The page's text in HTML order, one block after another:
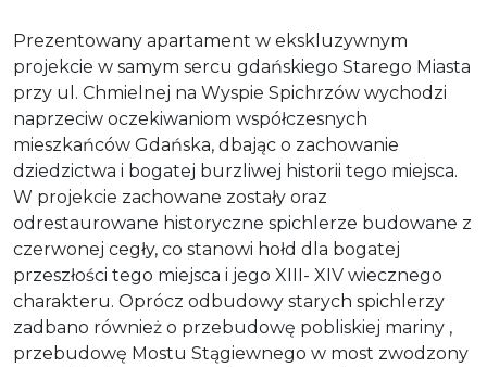
Prezentowany apartament w ekskluzywnym
projekcie w samym sercu gdańskiego Starego Miasta
przy ul. Chmielnej na Wyspie Spichrzów wychodzi
naprzeciw oczekiwaniom współczesnych
mieszkańców Gdańska, dbając o zachowanie
dziedzictwa i bogatej burzliwej historii tego miejsca.
W projekcie zachowane zostały oraz
odrestaurowane historyczne spichlerze budowane z
czerwonej cegły, co stanowi hołd dla bogatej
przeszłości tego miejsca i jego XIII- XIV wiecznego
charakteru. Oprócz odbudowy starych spichlerzy
zadbano również o przebudowę pobliskiej mariny ,
przebudowę Mostu Stągiewnego w most zwodzony